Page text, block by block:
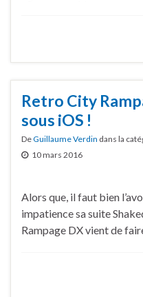
Retro City
sous iOS !
DeGuillaume Verdin dans la
10 mars 2016
Alors que, il faut bien
impatience sa suite
Rampage DX vient de